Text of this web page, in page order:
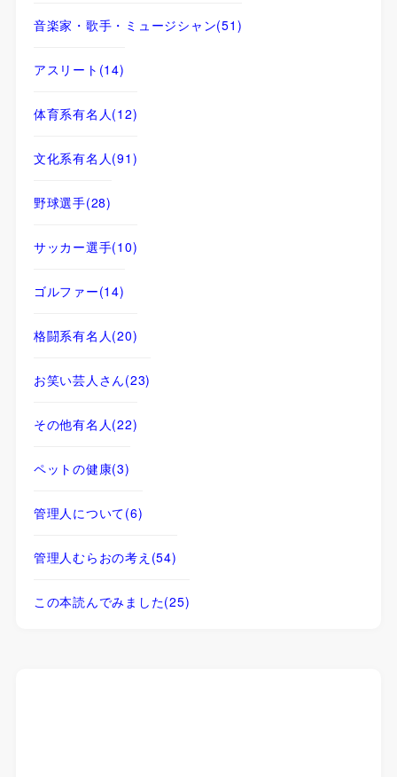
音楽家・歌手・ミュージシャン(51)
アスリート (14)
体育系有名人(12)
文化系有名人(91)
野球選手(28)
サッカー選手(10)
ゴルファー(14)
格闘系有名人(20)
お笑い芸人さん(23)
その他有名人(22)
ペットの健康(3)
管理人について(6)
管理人むらおの考え (54)
この本読んでみました(25)